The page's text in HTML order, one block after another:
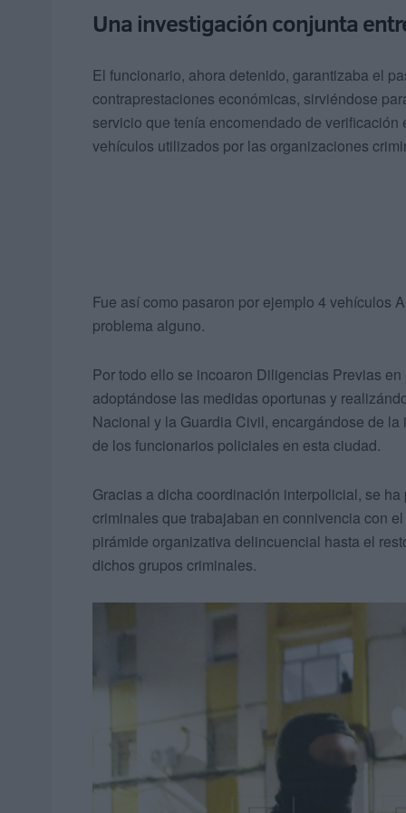
Una investigación conjunta
El funcionario, ahora detenido, garantizaba el
contraprestaciones económicas, sirviéndose
servicio que tenía encomendado de
vehículos utilizados por las organizaciones
Fue así como pasaron por ejemplo 4 vehículos
problema alguno.
Por todo ello se incoaron Diligencias Previas
adoptándose las medidas oportunas y
Nacional y la Guardia Civil, encargándose de
de los funcionarios policiales en esta ciudad.
Gracias a dicha coordinación interpolicial, se
criminales que trabajaban en connivencia con
pirámide organizativa delincuencial hasta el
dichos grupos criminales.